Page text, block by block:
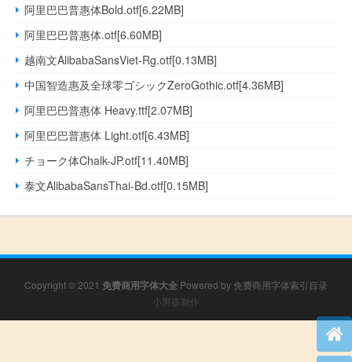
阿里巴巴普惠体Bold.otf[6.22MB]
阿里巴巴普惠体.otf[6.60MB]
越南文AlibabaSansViet-Rg.otf[0.13MB]
中国智造惠及全球零ゴシックZeroGothic.otf[4.36MB]
阿里巴巴普惠体 Heavy.ttf[2.07MB]
阿里巴巴普惠体 Light.otf[6.43MB]
チョーク体Chalk-JP.otf[11.40MB]
泰文AlibabaSansThai-Bd.otf[0.15MB]
Copyright © 2021 免费商用字体大全 Powered by 免费商用字体索引目录
小男孩制作